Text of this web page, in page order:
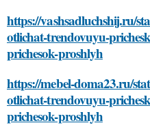
https://vashsadluchshij.ru/
otlichat-trendovuyu-
prichesok-proshlyh
https://mebel-doma23.ru/
otlichat-trendovuyu-
prichesok-proshlyh